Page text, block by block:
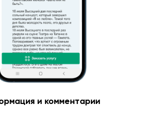
и комментарии